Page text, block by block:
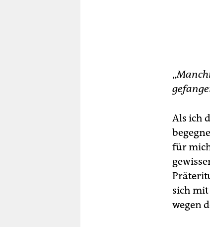
„
Als ich
für
sich
wegen